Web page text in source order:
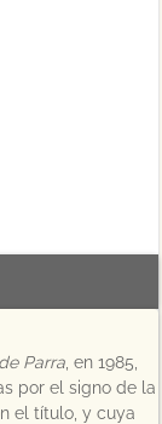
Parra , en 1985,
por el signo de la
el título, y cuya